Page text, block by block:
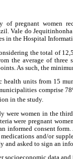
of pregnant women
Vale do
in the Hospital
the total of
the average of
As such, the
health units from 15
comprise
in the study.
were women in the
were pregnant
informed consent
and/or
and asked to sign an